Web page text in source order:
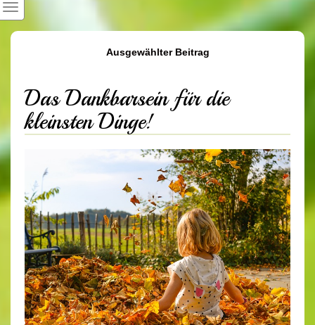
Ausgewählter Beitrag
Das Dankbarsein für die
kleinsten Dinge!